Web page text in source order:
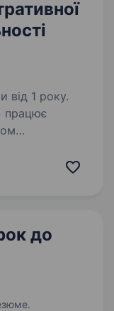
від 1 року.
України.
до